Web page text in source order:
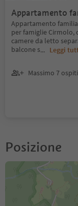
Appartamento
Appartamento
per famiglie Cirmolo,
camere da letto
balcone s... Leggi
Massimo 7 ospiti
Posizione